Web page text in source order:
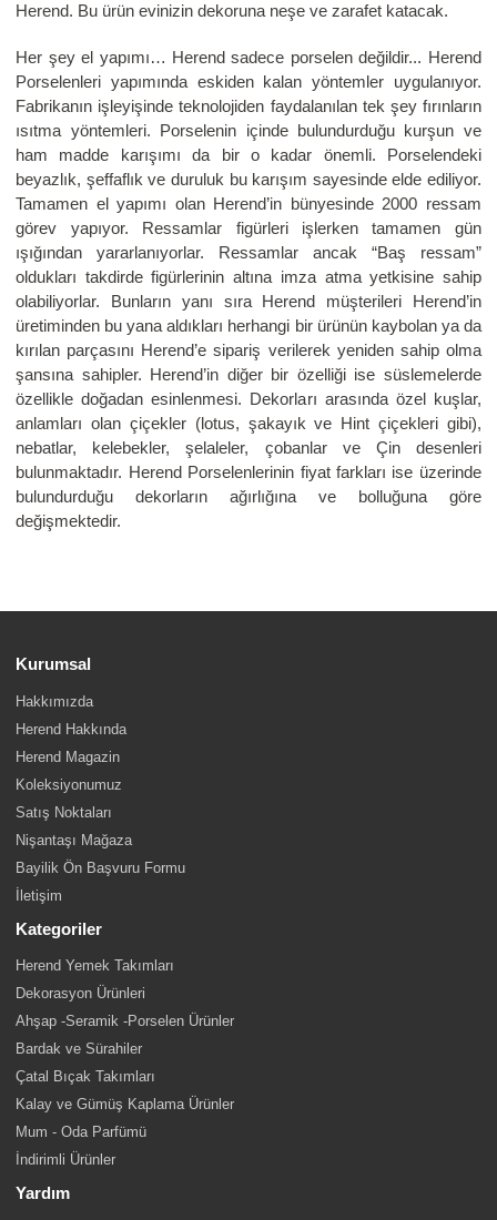
Herend. Bu ürün evinizin dekoruna neşe ve zarafet katacak.
Her şey el yapımı… Herend sadece porselen değildir... Herend
Porselenleri yapımında eskiden kalan yöntemler uygulanıyor.
Fabrikanın işleyişinde teknolojiden faydalanılan tek şey fırınların
ısıtma yöntemleri. Porselenin içinde bulundurduğu kurşun ve
ham madde karışımı da bir o kadar önemli. Porselendeki
beyazlık, şeffaflık ve duruluk bu karışım sayesinde elde ediliyor.
Tamamen el yapımı olan Herend’in bünyesinde 2000 ressam
görev yapıyor. Ressamlar figürleri işlerken tamamen gün
ışığından yararlanıyorlar. Ressamlar ancak “Baş ressam”
oldukları takdirde figürlerinin altına imza atma yetkisine sahip
olabiliyorlar. Bunların yanı sıra Herend müşterileri Herend’in
üretiminden bu yana aldıkları herhangi bir ürünün kaybolan ya da
kırılan parçasını Herend’e sipariş verilerek yeniden sahip olma
şansına sahipler. Herend’in diğer bir özelliği ise süslemelerde
özellikle doğadan esinlenmesi. Dekorları arasında özel kuşlar,
anlamları olan çiçekler (lotus, şakayık ve Hint çiçekleri gibi),
nebatlar, kelebekler, şelaleler, çobanlar ve Çin desenleri
bulunmaktadır. Herend Porselenlerinin fiyat farkları ise üzerinde
bulundurduğu dekorların ağırlığına ve bolluğuna göre
değişmektedir.
Kurumsal
Hakkımızda
Herend Hakkında
Herend Magazin
Koleksiyonumuz
Satış Noktaları
Nişantaşı Mağaza
Bayilik Ön Başvuru Formu
İletişim
Kategoriler
Herend Yemek Takımları
Dekorasyon Ürünleri
Ahşap -Seramik -Porselen Ürünler
Bardak ve Sürahiler
Çatal Bıçak Takımları
Kalay ve Gümüş Kaplama Ürünler
Mum - Oda Parfümü
İndirimli Ürünler
Yardım